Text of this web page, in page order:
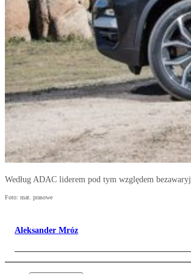
Według ADAC liderem pod tym względem
Foto: mat. prasowe
Aleksander Mróz